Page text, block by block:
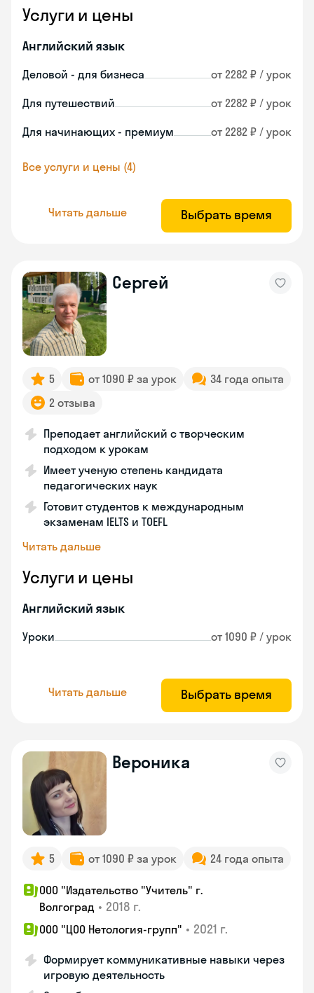
Услуги и цены
Английский язык
Деловой - для бизнеса от 2282 ₽ / урок
Для путешествий от 2282 ₽ / урок
Для начинающих - премиум от 2282 ₽ / урок
Все услуги и цены (4)
Читать дальше Выбрать время
Сергей
5 от 1090 ₽ за урок
34 года опыта
2 отзыва
Преподает английский с творческим
подходом к урокам
Имеет ученую степень кандидата
педагогических наук
Готовит студентов к международным
экзаменам IELTS и TOEFL
Читать дальше
Услуги и цены
Английский язык
Уроки от 1090 ₽ / урок
Читать дальше Выбрать время
Вероника
5 от 1090 ₽ за урок 24 года опыта
ООО "Издательство "Учитель" г.
Волгоград • 2018 г.
ООО "ЦОО Нетология-групп" • 2021 г.
Формирует коммуникативные навыки через
игровую деятельность